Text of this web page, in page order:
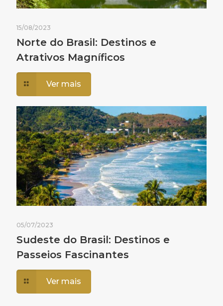
15/08/2023
Norte do Brasil: Destinos e
Atrativos Magníficos
Ver mais
05/07/2023
Sudeste do Brasil: Destinos e
Passeios Fascinantes
Ver mais